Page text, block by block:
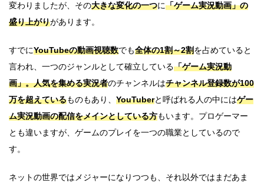
変わりましたが、その大きな変化の一つに「ゲーム実況動画」の
盛り上がりがあります。
すでにYouTubeの動画視聴数でも全体の1割～2割を占めていると
言われ、一つのジャンルとして確立している「ゲーム実況動
画」。人気を集める実況者のチャンネルはチャンネル登録数が100
万を超えているものもあり、 YouTuberと呼ばれる人の中にはゲー
ム実況動画の配信をメインとしている方もいます。プロゲーマー
とも違いますが、ゲームのプレイを一つの職業としているので
す。
ネットの世界ではメジャーになりつつも、それ以外ではまだあま